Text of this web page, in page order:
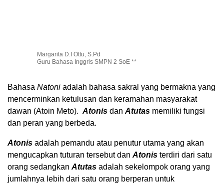
Margarita D.I Ottu, S.Pd
Guru Bahasa Inggris SMPN 2 SoE **
Bahasa Natoni adalah bahasa sakral yang bermakna yang
mencerminkan ketulusan dan keramahan masyarakat
dawan (Atoin Meto). Atonis dan Atutas memiliki fungsi
dan peran yang berbeda.
Atonis adalah pemandu atau penutur utama yang akan
mengucapkan tuturan tersebut dan Atonis terdiri dari satu
orang sedangkan Atutas adalah sekelompok orang yang
jumlahnya lebih dari satu orang berperan untuk